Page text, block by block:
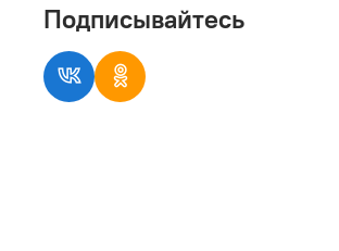
Подписывайтесь